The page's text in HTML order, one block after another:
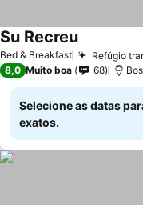
Bed & Breakfast Refúgio
Su Recreu
8,0 Muito boa 68
Selecione as datas
exatos.